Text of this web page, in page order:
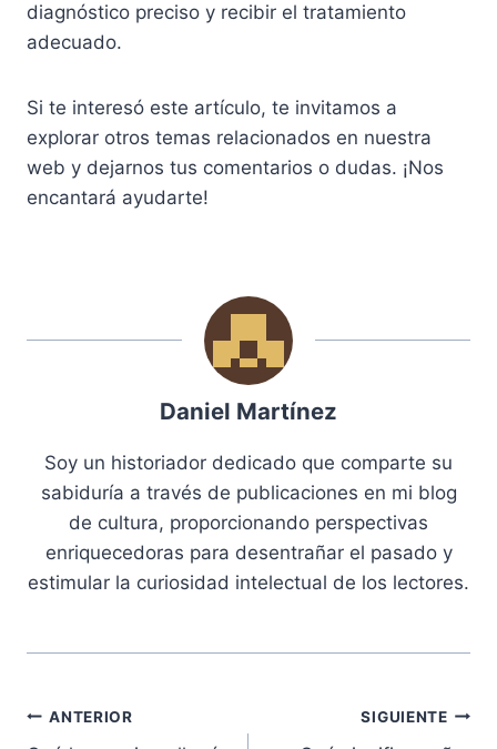
diagnóstico preciso y recibir el tratamiento
adecuado.
Si te interesó este artículo, te invitamos a
explorar otros temas relacionados en nuestra
web y dejarnos tus comentarios o dudas. ¡Nos
encantará ayudarte!
Daniel Martínez
Soy un historiador dedicado que comparte su
sabiduría a través de publicaciones en mi blog
de cultura, proporcionando perspectivas
enriquecedoras para desentrañar el pasado y
estimular la curiosidad intelectual de los lectores.
Navegación
ANTERIOR SIGUIENTE